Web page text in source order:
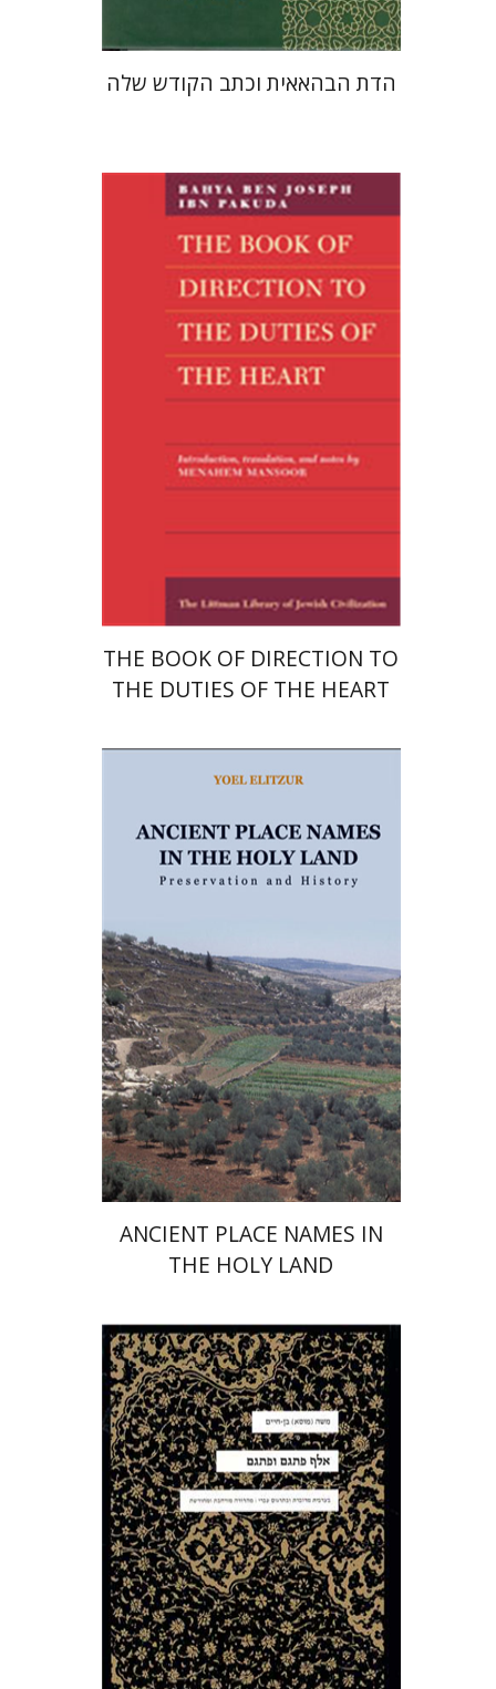
הדת הבהאאית וכתב הקודש שלה
Bahya Ben Joseph Ibn Pakuda
Menahem Mansoor
Menahem Mansoor
$44
$40
THE BOOK OF DIRECTION TO
THE DUTIES OF THE HEART
יואל אליצור
ANCIENT PLACE NAMES IN
THE HOLY LAND
משה (מוסא) בן-חיים
הנחת אתר ספר מודפס